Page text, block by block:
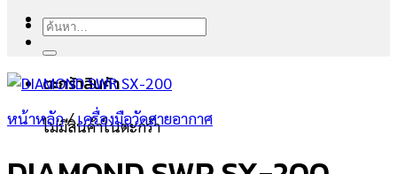
ตะกร้าสินค้า
ไม่มีสินค้าในตะกร้า
ค้นหา:
หน้าหลัก/ เครื่องมือวัดสายอากาศ